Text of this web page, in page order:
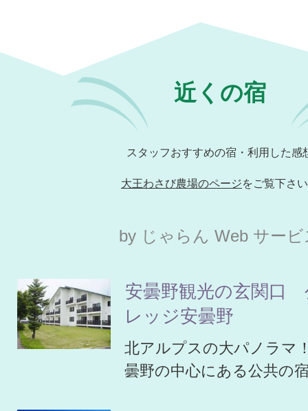
近くの宿
スタッフおすすめの宿・利用した感
大王わさび農場のページをご覧下さ
by じゃらん Web サービ
安曇野観光の玄関
レッジ安曇野
北アルプスの大パノラマ
曇野の中心にある公共の